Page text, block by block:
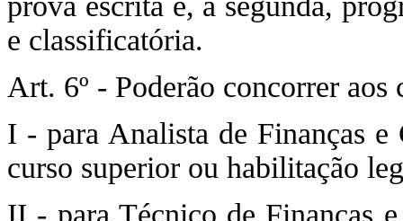
e classificatória.
Art. 6º - Poderão concorrer aos
I - para Analista de Finanças
curso superior ou habilitação
II - para Técnico de Finanças